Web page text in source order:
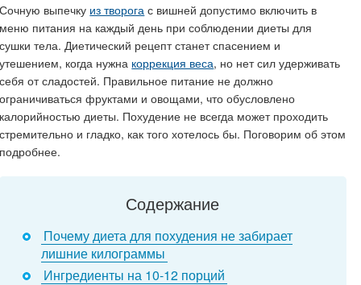
Сочную выпечку из творога с вишней допустимо включить в
меню питания на каждый день при соблюдении диеты для
сушки тела. Диетический рецепт станет спасением и
утешением, когда нужна коррекция веса, но нет сил удерживать
себя от сладостей. Правильное питание не должно
ограничиваться фруктами и овощами, что обусловлено
калорийностью диеты. Похудение не всегда может проходить
стремительно и гладко, как того хотелось бы. Поговорим об этом
подробнее.
Содержание
Почему диета для похудения не забирает
лишние килограммы
Ингредиенты на 10-12 порций